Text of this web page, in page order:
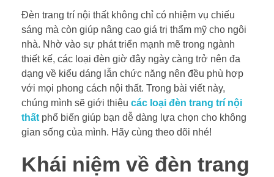
Đèn trang trí nội thất không chỉ có nhiệm vụ chiếu
sáng mà còn giúp nâng cao giá trị thẩm mỹ cho ngôi
nhà. Nhờ vào sự phát triển mạnh mẽ trong ngành
thiết kế, các loại đèn giờ đây ngày càng trở nên đa
dạng về kiểu dáng lẫn chức năng nên đều phù hợp
với mọi phong cách nội thất. Trong bài viết này,
chúng mình sẽ giới thiệu các loại đèn trang trí nội
thất phổ biến giúp bạn dễ dàng lựa chọn cho không
gian sống của mình. Hãy cùng theo dõi nhé!
Khái niệm về đèn trang